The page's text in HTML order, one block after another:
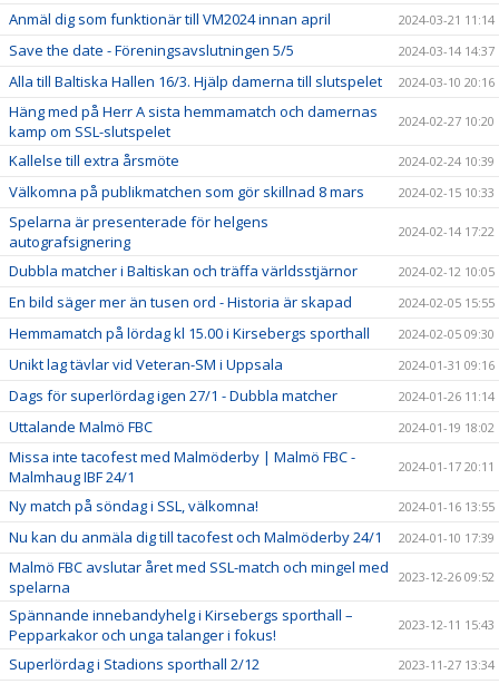
Anmäl dig som funktionär till VM2024 innan april 2024-03-21 11:14
Save the date - Föreningsavslutningen 5/5 2024-03-14 14:37
Alla till Baltiska Hallen 16/3. Hjälp damerna till slutspelet 2024-03-10 20:16
Häng med på Herr A sista hemmamatch och damernas
kamp om SSL-slutspelet
2024-02-27 10:20
Kallelse till extra årsmöte 2024-02-24 10:39
Välkomna på publikmatchen som gör skillnad 8 mars 2024-02-15 10:33
Spelarna är presenterade för helgens
autografsignering
2024-02-14 17:22
Dubbla matcher i Baltiskan och träffa världsstjärnor 2024-02-12 10:05
En bild säger mer än tusen ord - Historia är skapad 2024-02-05 15:55
Hemmamatch på lördag kl 15.00 i Kirsebergs sporthall 2024-02-05 09:30
Unikt lag tävlar vid Veteran-SM i Uppsala 2024-01-31 09:16
Dags för superlördag igen 27/1 - Dubbla matcher 2024-01-26 11:14
Uttalande Malmö FBC 2024-01-19 18:02
Missa inte tacofest med Malmöderby | Malmö FBC -
Malmhaug IBF 24/1
2024-01-17 20:11
Ny match på söndag i SSL, välkomna! 2024-01-16 13:55
Nu kan du anmäla dig till tacofest och Malmöderby 24/1 2024-01-10 17:39
Malmö FBC avslutar året med SSL-match och mingel med
spelarna
2023-12-26 09:52
Spännande innebandyhelg i Kirsebergs sporthall –
Pepparkakor och unga talanger i fokus!
2023-12-11 15:43
Superlördag i Stadions sporthall 2/12 2023-11-27 13:34